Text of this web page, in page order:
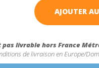
AJOUTER
pas livrable hors France
de livraison en Europe/